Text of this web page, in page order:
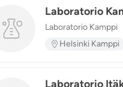
Laboratorio
Laboratorio Kamppi
Helsinki Kamppi
Laboratorio